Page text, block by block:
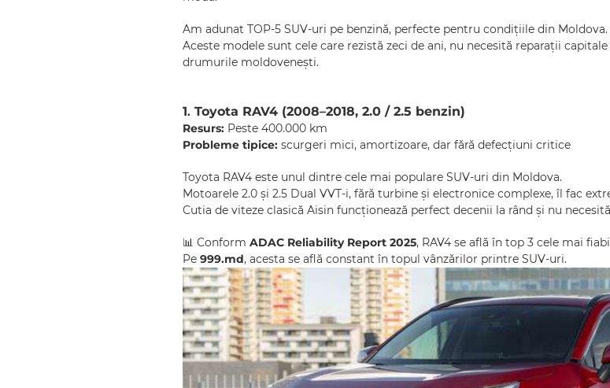
Am adunat TOP-5 SUV-uri pe benzină, perfecte pentru condițiile din Moldova.
Aceste modele sunt cele care rezistă zeci de ani, nu necesită reparații
drumurile moldovenești.
1. Toyota RAV4 (2008–2018, 2.0 / 2.5 benzin)
Resurs: Peste 400.000 km
Probleme tipice: scurgeri mici, amortizoare, dar fără defecțiuni critice
Toyota RAV4 este unul dintre cele mai populare SUV-uri din Moldova.
Motoarele 2.0 și 2.5 Dual VVT-i, fără turbine și electronice complexe, îl fac
Cutia de viteze clasică Aisin funcționează perfect decenii la rând și nu
📊 Conform ADAC Reliability Report 2025, RAV4 se află în top 3 cele mai
Pe 999.md, acesta se află constant în topul vânzărilor printre SUV-uri.